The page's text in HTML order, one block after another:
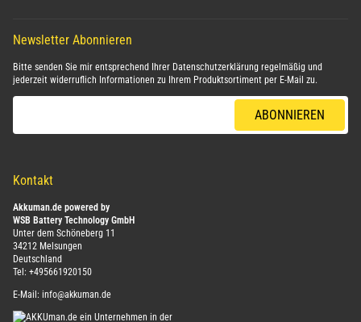
Newsletter Abonnieren
Bitte senden Sie mir entsprechend Ihrer Datenschutzerklärung regelmäßig und
jederzeit widerruflich Informationen zu Ihrem Produktsortiment per E-Mail zu.
ABONNIEREN
Kontakt
Akkuman.de powered by
WSB Battery Technology GmbH
Unter dem Schöneberg 11
34212 Melsungen
Deutschland
Tel: +495661920150
E-Mail: info@akkuman.de